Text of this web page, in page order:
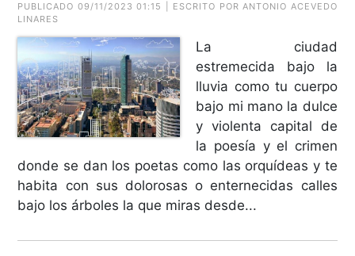
PUBLICADO 09/11/2023 01:15 | ESCRITO POR ANTONIO ACEVEDO
LINARES
La ciudad
estremecida bajo la
lluvia como tu cuerpo
bajo mi mano la dulce
y violenta capital de
la poesía y el crimen
donde se dan los poetas como las orquídeas y te
habita con sus dolorosas o enternecidas calles
bajo los árboles la que miras desde...